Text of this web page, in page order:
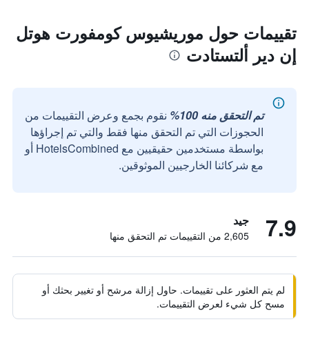
تقييمات حول موريشيوس كومفورت هوتل
إن دير ألتستادت
تم التحقق منه 100%
نقوم بجمع وعرض التقييمات من
الحجوزات التي تم التحقق منها فقط والتي تم إجراؤها
بواسطة مستخدمين حقيقيين مع HotelsCombined أو
مع شركائنا الخارجيين الموثوقين.
7.9 جيد
2,605 من التقييمات تم التحقق منها
لم يتم العثور على تقييمات. حاول إزالة مرشح أو تغيير بحثك أو
مسح كل شيء لعرض التقييمات.